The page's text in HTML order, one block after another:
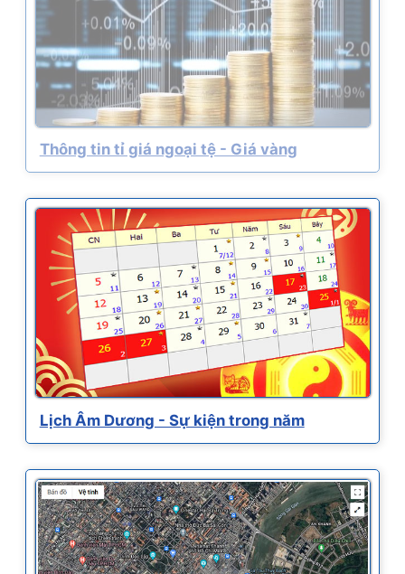
Thông tin tỉ giá ngoại tệ - Giá vàng
Lịch Âm Dương - Sự kiện trong năm